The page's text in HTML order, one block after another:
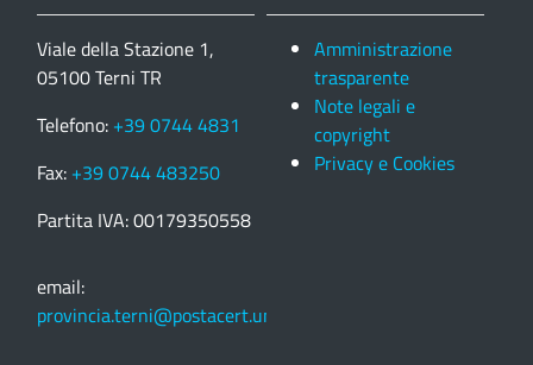
Viale della Stazione 1,
05100 Terni TR
Telefono: +39 0744 4831
Fax: +39 0744 483250
Partita IVA: 00179350558
email:
provincia.terni@postacert.umbria.it
Amministrazione
trasparente
Note legali e
copyright
Privacy e Cookies